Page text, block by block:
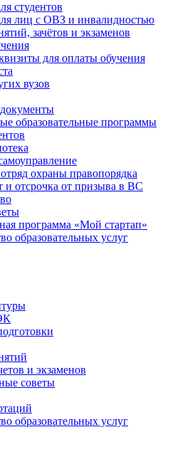
студентов
лиц с ОВЗ и инвалидностью
зачётов и экзаменов
для оплаты обучения
вузов
образовательные программы
охраны правопорядка
и отсрочка от призыва в ВС
программа «Мой стартап»
образовательных услуг
и экзаменов
советы
образовательных услуг